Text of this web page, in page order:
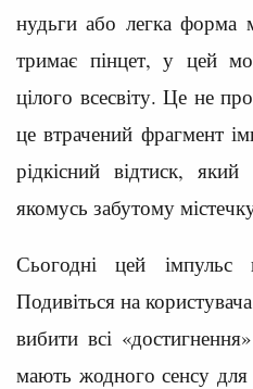
нудьги або легка форма
тримає пінцет, у цей
цілого всесвіту. Це не
це втрачений фрагмент
рідкісний відтиск,
якомусь забутому
Сьогодні цей імпульс
Подивіться на
вибити всі
мають жодного сенсу